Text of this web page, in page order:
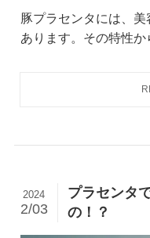
豚プラセンタには、
あります。その特性か
プラセンタ
の！？
2024
2/03